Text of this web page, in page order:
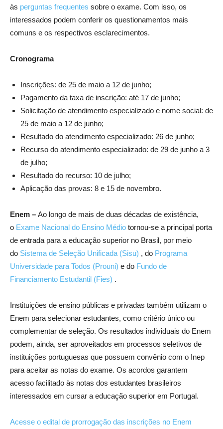
às perguntas frequentes sobre o exame. Com isso, os
interessados podem conferir os questionamentos mais
comuns e os respectivos esclarecimentos.
Cronograma
Inscrições: de 25 de maio a 12 de junho;
Pagamento da taxa de inscrição: até 17 de junho;
Solicitação de atendimento especializado e nome social: de
25 de maio a 12 de junho;
Resultado do atendimento especializado: 26 de junho;
Recurso do atendimento especializado: de 29 de junho a 3
de julho;
Resultado do recurso: 10 de julho;
Aplicação das provas: 8 e 15 de novembro.
Enem – Ao longo de mais de duas décadas de existência,
o Exame Nacional do Ensino Médio tornou-se a principal porta
de entrada para a educação superior no Brasil, por meio
do Sistema de Seleção Unificada (Sisu) , do Programa
Universidade para Todos (Prouni) e do Fundo de
Financiamento Estudantil (Fies) .
Instituições de ensino públicas e privadas também utilizam o
Enem para selecionar estudantes, como critério único ou
complementar de seleção. Os resultados individuais do Enem
podem, ainda, ser aproveitados em processos seletivos de
instituições portuguesas que possuem convênio com o Inep
para aceitar as notas do exame. Os acordos garantem
acesso facilitado às notas dos estudantes brasileiros
interessados em cursar a educação superior em Portugal.
Acesse o edital de prorrogação das inscrições no Enem